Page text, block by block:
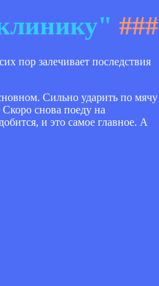
###
пор залечивает последствия
Сильно ударить по мячу
снова поеду на
и это самое главное. А